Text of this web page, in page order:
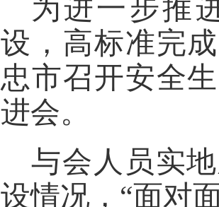
为进一步推
设，高标准完
忠市召开安全
进会。
与会人员实
设情况， “面对